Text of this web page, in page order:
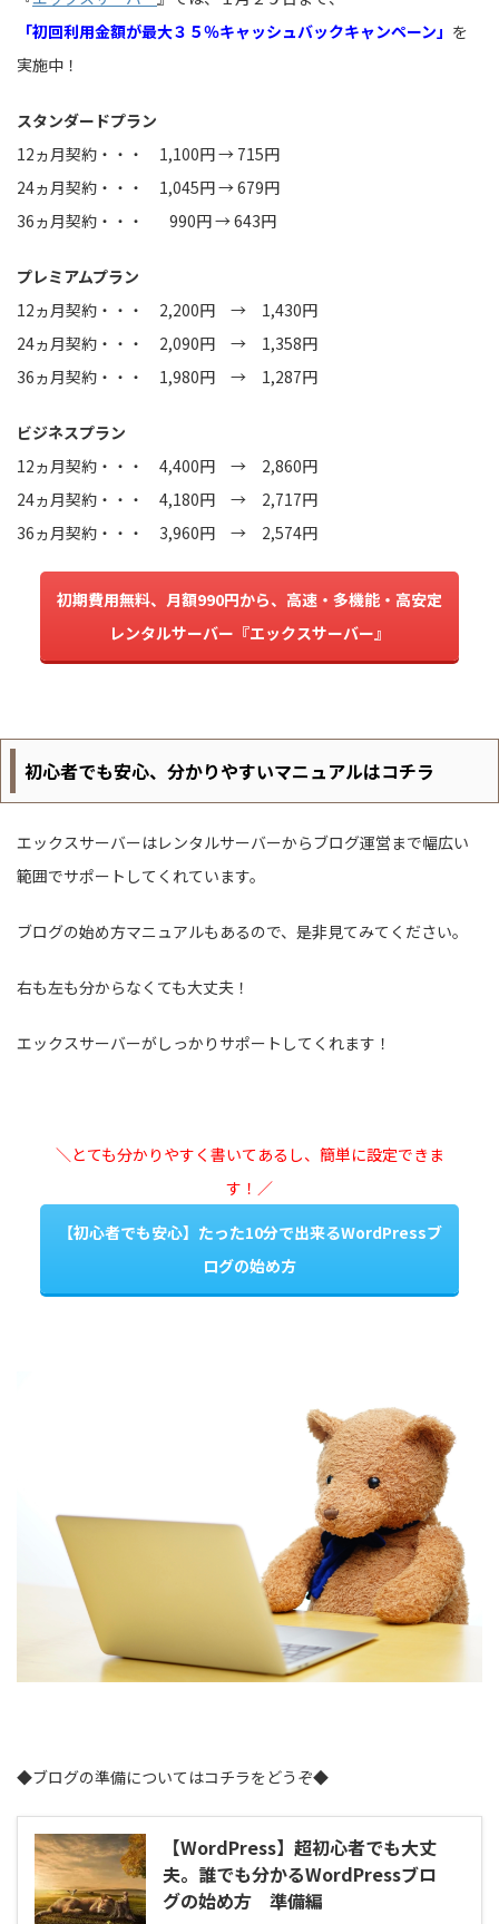
「初回利用金額が最大３５％キャッシュバックキャンペーン」 を
実施中！
スタンダードプラン
12ヵ月契約・・・ 1,100円 → 715円
24ヵ月契約・・・ 1,045円 → 679円
36ヵ月契約・・・ 990円 → 643円
プレミアムプラン
12ヵ月契約・・・ 2,200円 → 1,430円
24ヵ月契約・・・ 2,090円 → 1,358円
36ヵ月契約・・・ 1,980円 → 1,287円
ビジネスプラン
12ヵ月契約・・・ 4,400円 → 2,860円
24ヵ月契約・・・ 4,180円 → 2,717円
36ヵ月契約・・・ 3,960円 → 2,574円
初期費用無料、月額990円から、高速・多機能・高安定
レンタルサーバー『エックスサーバー』
初心者でも安心、分かりやすいマニュアルはコチラ
エックスサーバーはレンタルサーバーからブログ運営まで幅広い
範囲でサポートしてくれています。
ブログの始め方マニュアルもあるので、是非見てみてください。
右も左も分からなくても大丈夫！
エックスサーバーがしっかりサポートしてくれます！
＼とても分かりやすく書いてあるし、簡単に設定できま
す！／
【初心者でも安心】たった10分で出来るWordPressブ
ログの始め方
◆ブログの準備についてはコチラをどうぞ◆
【WordPress】超初心者でも大丈
夫。誰でも分かるWordPressブロ
グの始め方 準備編